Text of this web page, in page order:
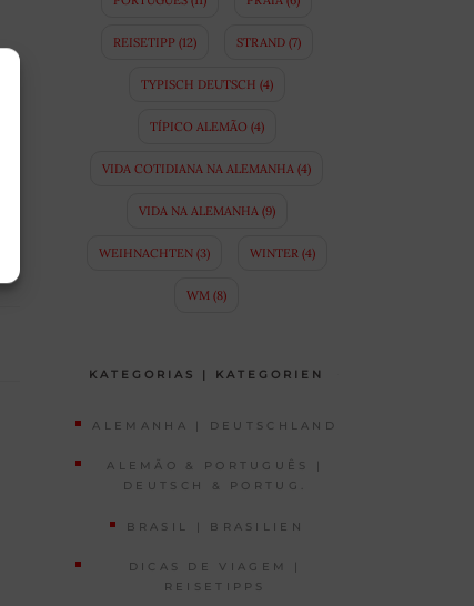
REISETIPP(12) STRAND(7)
TYPISCH DEUTSCH (4)
TÍPICO ALEMÃO (4)
VIDA COTIDIANA NA ALEMANHA (4)
VIDA NA ALEMANHA (9)
WEIHNACHTEN(3) WINTER (4)
WM (8)
KATEGORIAS | KATEGORIEN
ALEMANHA | DEUTSCHLAND
ALEMÃO & PORTUGUÊS |
DEUTSCH & PORTUG.
BRASIL | BRASILIEN
DICAS DE VIAGEM |
REISETIPPS